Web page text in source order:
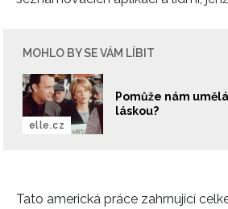
MOHLO BY SE VÁM LÍBIT
Pomůže nám
láskou?
elle.cz
Tato americká práce zahrnující